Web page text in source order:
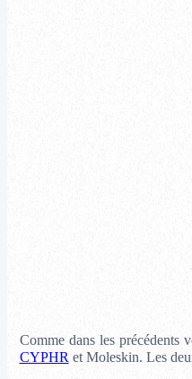
Comme dans les
CYPHRet Moleskin. Les